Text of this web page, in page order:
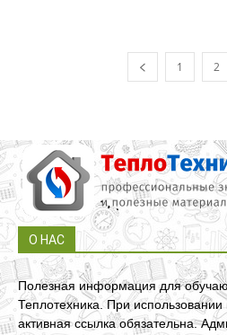
1 2
О НАС
Полезная информация для
Теплотехника. При
активная ссылка обязательна.